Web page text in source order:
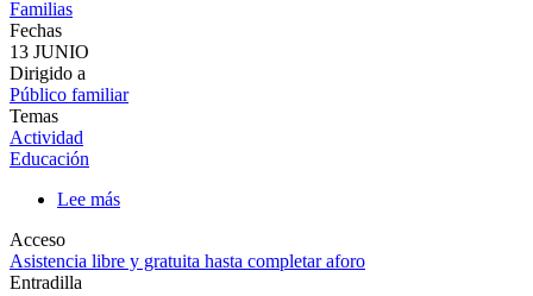
Tipo de actividad
Familias
Fechas
13 JUNIO
Dirigido a
Público familiar
Temas
Actividad
EN
Acceso
Asistencia libre y gratuita hasta completar aforo